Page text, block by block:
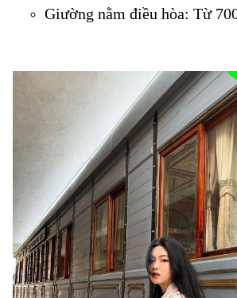
Giường nằm điều hòa: Từ